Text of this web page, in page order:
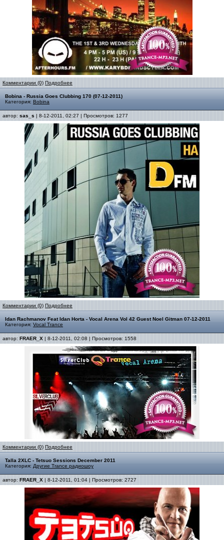
Комментарии (0) Подробнее
Bobina - Russia Goes Clubbing 170 (07-12-2011)
Категория: Bobina
автор: sas_s | 8-12-2011, 02:27 | Просмотров: 1277
Комментарии (0) Подробнее
Idan Rachmanov Feat Idan Horta - Vocal Arena Vol 42 Guest Noel Gitman 07-12-2011
Категория: Vocal Trance
автор: FRAER_X | 8-12-2011, 02:08 | Просмотров: 1558
Комментарии (0) Подробнее
Talla 2XLC - Tetsuo Sessions December 2011
Категория: Другие Trance радиошоу
автор: FRAER_X | 8-12-2011, 01:04 | Просмотров: 2727